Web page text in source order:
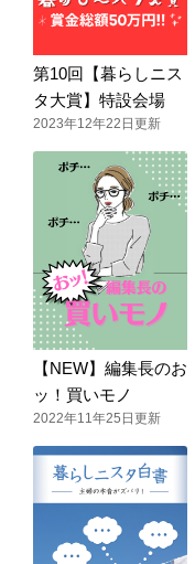
第10回【暮らしニス
タ大賞】特設会場
2023年12年22日更新
【NEW】編集長のお
ッ！買いモノ
2022年11年25日更新